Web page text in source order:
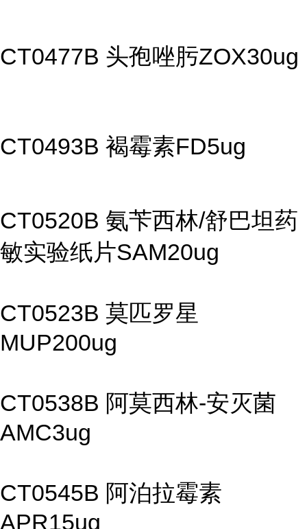
CT0477B 头孢唑肟ZOX30ug
CT0493B 褐霉素FD5ug
CT0520B 氨苄西林/舒巴坦药
敏实验纸片SAM20ug
CT0523B 莫匹罗星
MUP200ug
CT0538B 阿莫西林-安灭菌
AMC3ug
CT0545B 阿泊拉霉素
APR15ug